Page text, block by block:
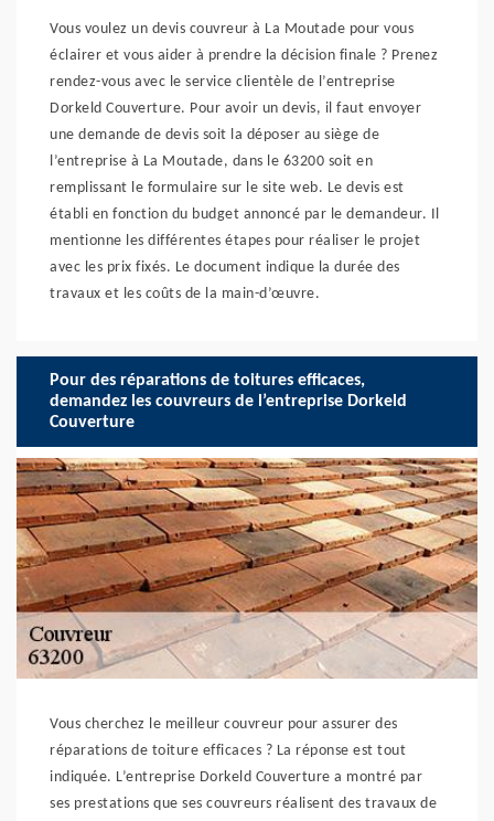
Vous voulez un devis couvreur à La Moutade pour vous
éclairer et vous aider à prendre la décision finale ? Prenez
rendez-vous avec le service clientèle de l’entreprise
Dorkeld Couverture. Pour avoir un devis, il faut envoyer
une demande de devis soit la déposer au siège de
l’entreprise à La Moutade, dans le 63200 soit en
remplissant le formulaire sur le site web. Le devis est
établi en fonction du budget annoncé par le demandeur. Il
mentionne les différentes étapes pour réaliser le projet
avec les prix fixés. Le document indique la durée des
travaux et les coûts de la main-d’œuvre.
Pour des réparations de toitures efficaces,
demandez les couvreurs de l’entreprise Dorkeld
Couverture
Vous cherchez le meilleur couvreur pour assurer des
réparations de toiture efficaces ? La réponse est tout
indiquée. L’entreprise Dorkeld Couverture a montré par
ses prestations que ses couvreurs réalisent des travaux de